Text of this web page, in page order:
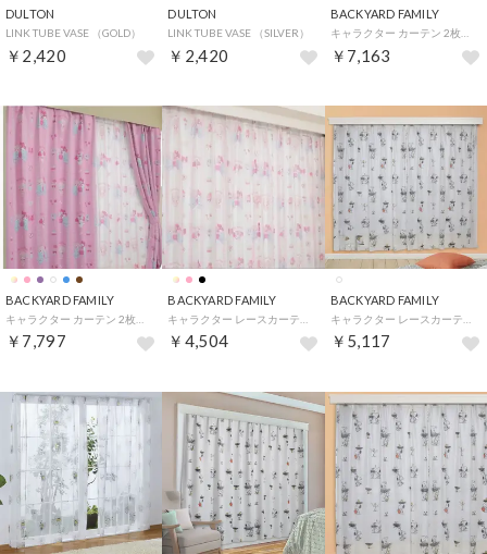
DULTON
LINK TUBE VASE （GOLD）
￥2,420
DULTON
LINK TUBE VASE （SILVER）
￥2,420
BACKYARD FAMILY
￥7,163
BACKYARD FAMILY
￥7,797
BACKYARD FAMILY
￥4,504
BACKYARD FAMILY
￥5,117